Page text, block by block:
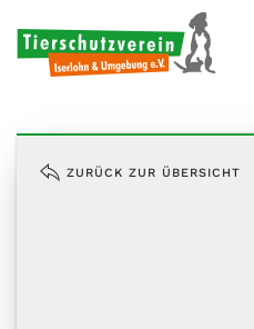
Zum Hauptinhalt springen
ZURÜCK ZUR ÜBERSICHT